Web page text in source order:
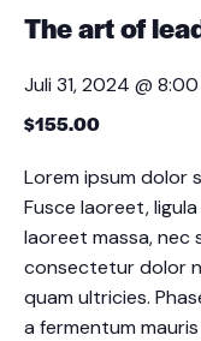
The art of
Juli 31, 2024 @
$155.00
Lorem ipsum dolor
Fusce laoreet,
laoreet massa, nec
consectetur dolor
quam ultricies.
a fermentum